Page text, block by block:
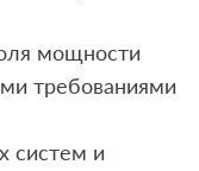
мощности
требованиями
систем и